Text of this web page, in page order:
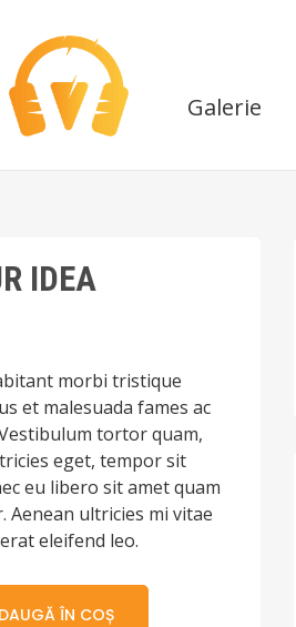
Galerie
IDEA
morbi tristique
et malesuada fames ac
tortor quam,
eget, tempor sit
eu libero sit amet quam
Aenean ultricies mi vitae
eleifend leo.
ÎN COȘ